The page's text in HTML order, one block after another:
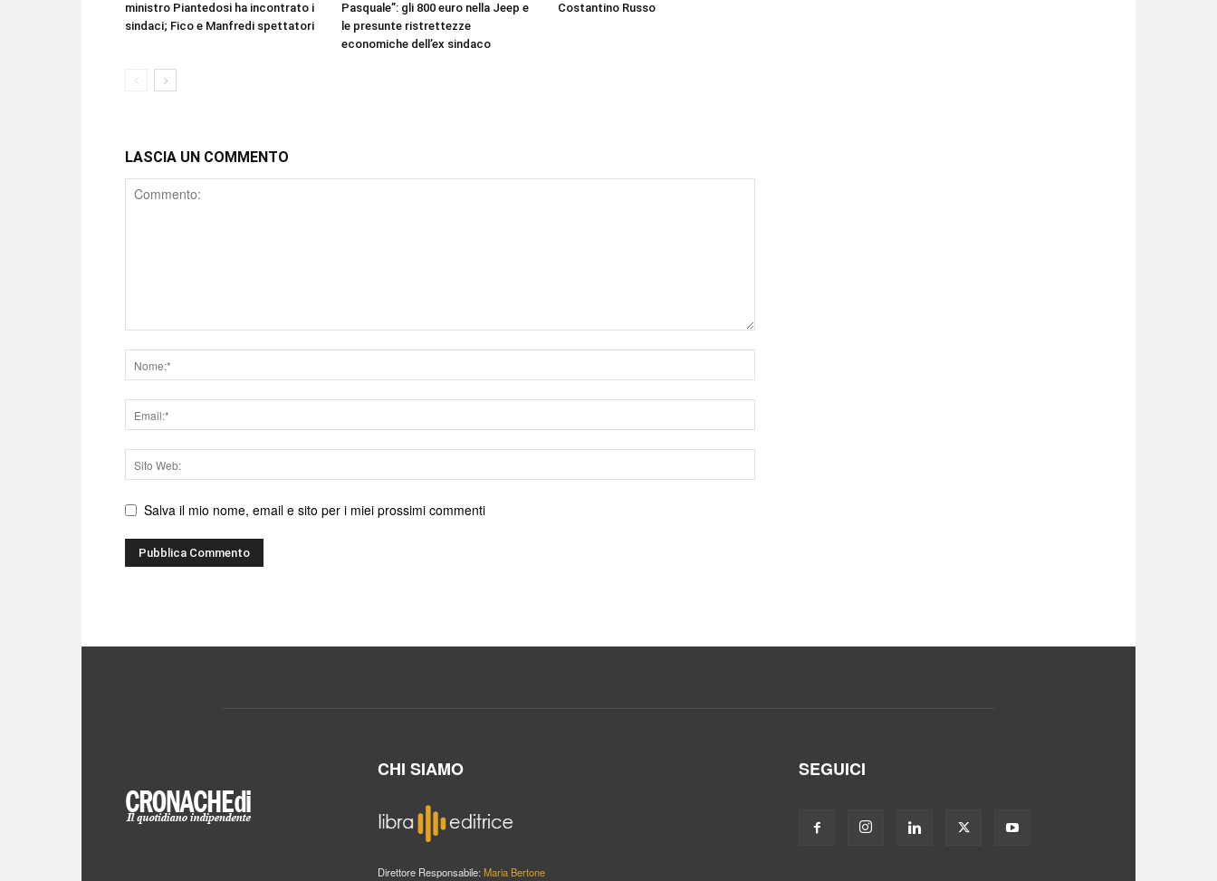
ministro Piantedosi ha incontrato i
sindaci; Fico e Manfredi spettatori
Pasquale”: gli 800 euro nella Jeep e
le presunte ristrettezze
economiche dell’ex sindaco
Costantino Russo
LASCIA UN COMMENTO
Comment
Nome
Email
Sito
web
Salva il mio nome, email e sito per i miei prossimi commenti
CHI SIAMO
Direttore Responsabile: Maria Bertone
SEGUICI